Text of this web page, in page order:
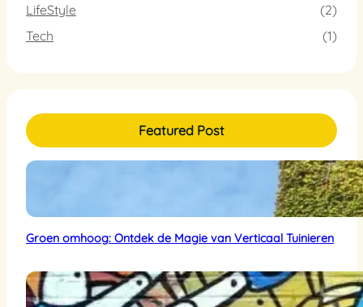
LifeStyle
(2)
Tech
(1)
Featured Post
Groen omhoog: Ontdek de Magie van Verticaal Tuinieren